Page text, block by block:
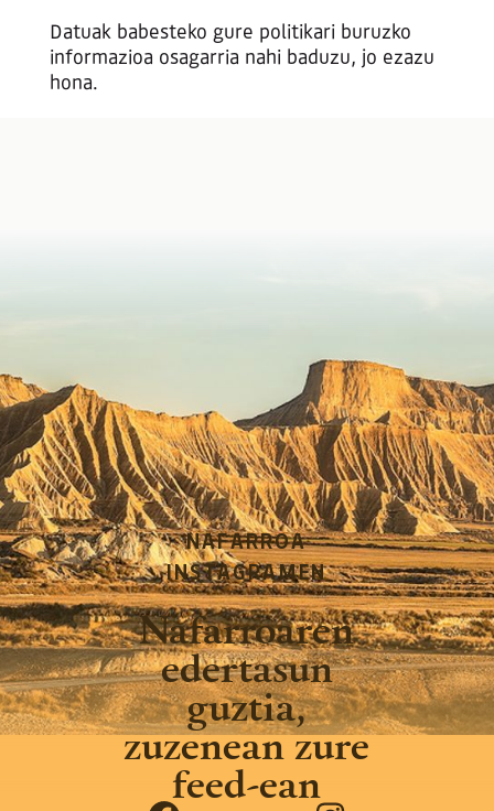
Datuak babesteko gure politikari buruzko
informazioa osagarria nahi baduzu, jo ezazu
hona.
NAFARROA
INSTAGRAMEN
Nafarroaren
edertasun
guztia,
zuzenean zure
feed-ean